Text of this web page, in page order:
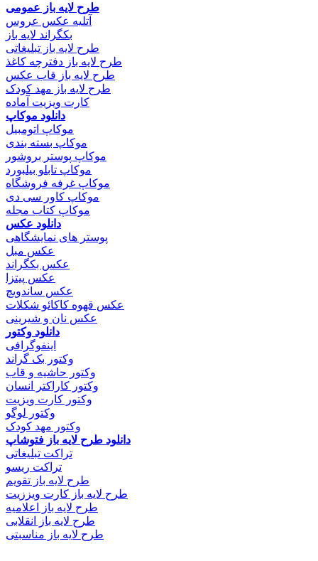
طرح لایه باز عمومی
آتلیه عکس عروس
بکگراند لایه باز
طرح لایه باز تبلیغاتی
طرح لایه باز دفترچه کاغذ
طرح لایه باز قاب عکس
طرح لایه باز مهد کودک
کارت ویزیت آماده
دانلود موکاپ
موکاپ اتومبیل
موکاپ بسته بندی
موکاپ پوستر بروشور
موکاپ تابلو بیلبورد
موکاپ غرفه فروشگاه
موکاپ کاور سی دی
موکاپ کتاب مجله
دانلود عکس
پوستر های نمایشگاهی
عکس مبل
عکس بکگراند
عکس پیتزا
عکس ساندویچ
عکس قهوه کاکائو شکلات
عکس نان و شیرینی
دانلود وکتور
اینفوگرافی
وکتور بک گراند
وکتور حاشیه و قاب
وکتور کاراکتر انسان
وکتور کارت ویزیت
وکتور لوگو
وکتور مهد کودک
دانلود طرح لایه باز فتوشاپ
تراکت تبلیغاتی
تراکت ریسو
طرح لایه باز تقویم
طرح لایه باز کارت ویززیت
طرح لایه باز اعلامیه
طرح لایه باز انقلابی
طرح لایه باز مناسبتی